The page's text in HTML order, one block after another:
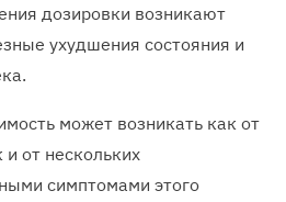
дозировки возникают
ухудшения состояния и
может возникать как от
и от нескольких
симптомами этого